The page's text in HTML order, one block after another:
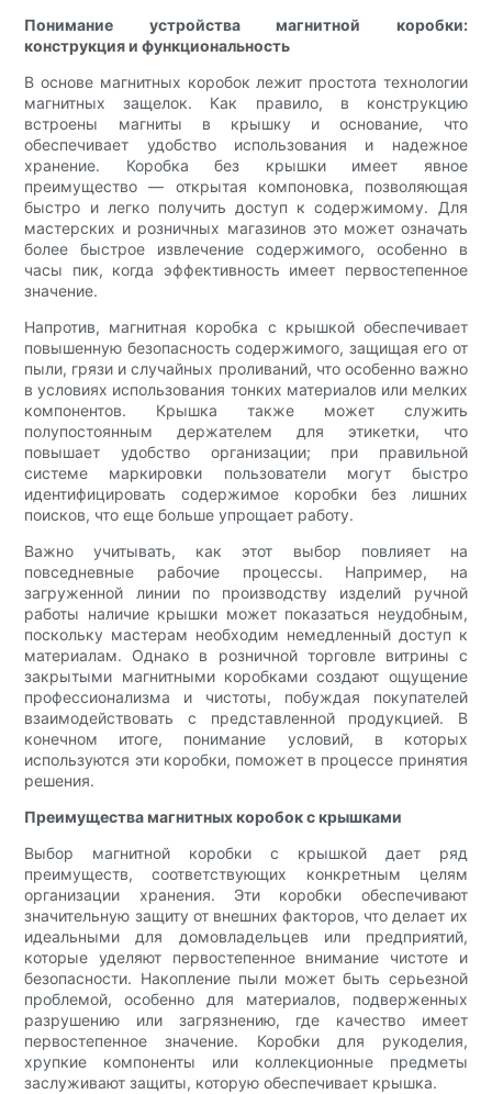
Понимание устройства магнитной коробки:
конструкция и функциональность
В основе магнитных коробок лежит простота технологии
магнитных защелок. Как правило, в конструкцию
встроены магниты в крышку и основание, что
обеспечивает удобство использования и надежное
хранение. Коробка без крышки имеет явное
преимущество — открытая компоновка, позволяющая
быстро и легко получить доступ к содержимому. Для
мастерских и розничных магазинов это может означать
более быстрое извлечение содержимого, особенно в
часы пик, когда эффективность имеет первостепенное
значение.
Напротив, магнитная коробка с крышкой обеспечивает
повышенную безопасность содержимого, защищая его от
пыли, грязи и случайных проливаний, что особенно важно
в условиях использования тонких материалов или мелких
компонентов. Крышка также может служить
полупостоянным держателем для этикетки, что
повышает удобство организации; при правильной
системе маркировки пользователи могут быстро
идентифицировать содержимое коробки без лишних
поисков, что еще больше упрощает работу.
Важно учитывать, как этот выбор повлияет на
повседневные рабочие процессы. Например, на
загруженной линии по производству изделий ручной
работы наличие крышки может показаться неудобным,
поскольку мастерам необходим немедленный доступ к
материалам. Однако в розничной торговле витрины с
закрытыми магнитными коробками создают ощущение
профессионализма и чистоты, побуждая покупателей
взаимодействовать с представленной продукцией. В
конечном итоге, понимание условий, в которых
используются эти коробки, поможет в процессе принятия
решения.
Преимущества магнитных коробок с крышками
Выбор магнитной коробки с крышкой дает ряд
преимуществ, соответствующих конкретным целям
организации хранения. Эти коробки обеспечивают
значительную защиту от внешних факторов, что делает их
идеальными для домовладельцев или предприятий,
которые уделяют первостепенное внимание чистоте и
безопасности. Накопление пыли может быть серьезной
проблемой, особенно для материалов, подверженных
разрушению или загрязнению, где качество имеет
первостепенное значение. Коробки для рукоделия,
хрупкие компоненты или коллекционные предметы
заслуживают защиты, которую обеспечивает крышка.